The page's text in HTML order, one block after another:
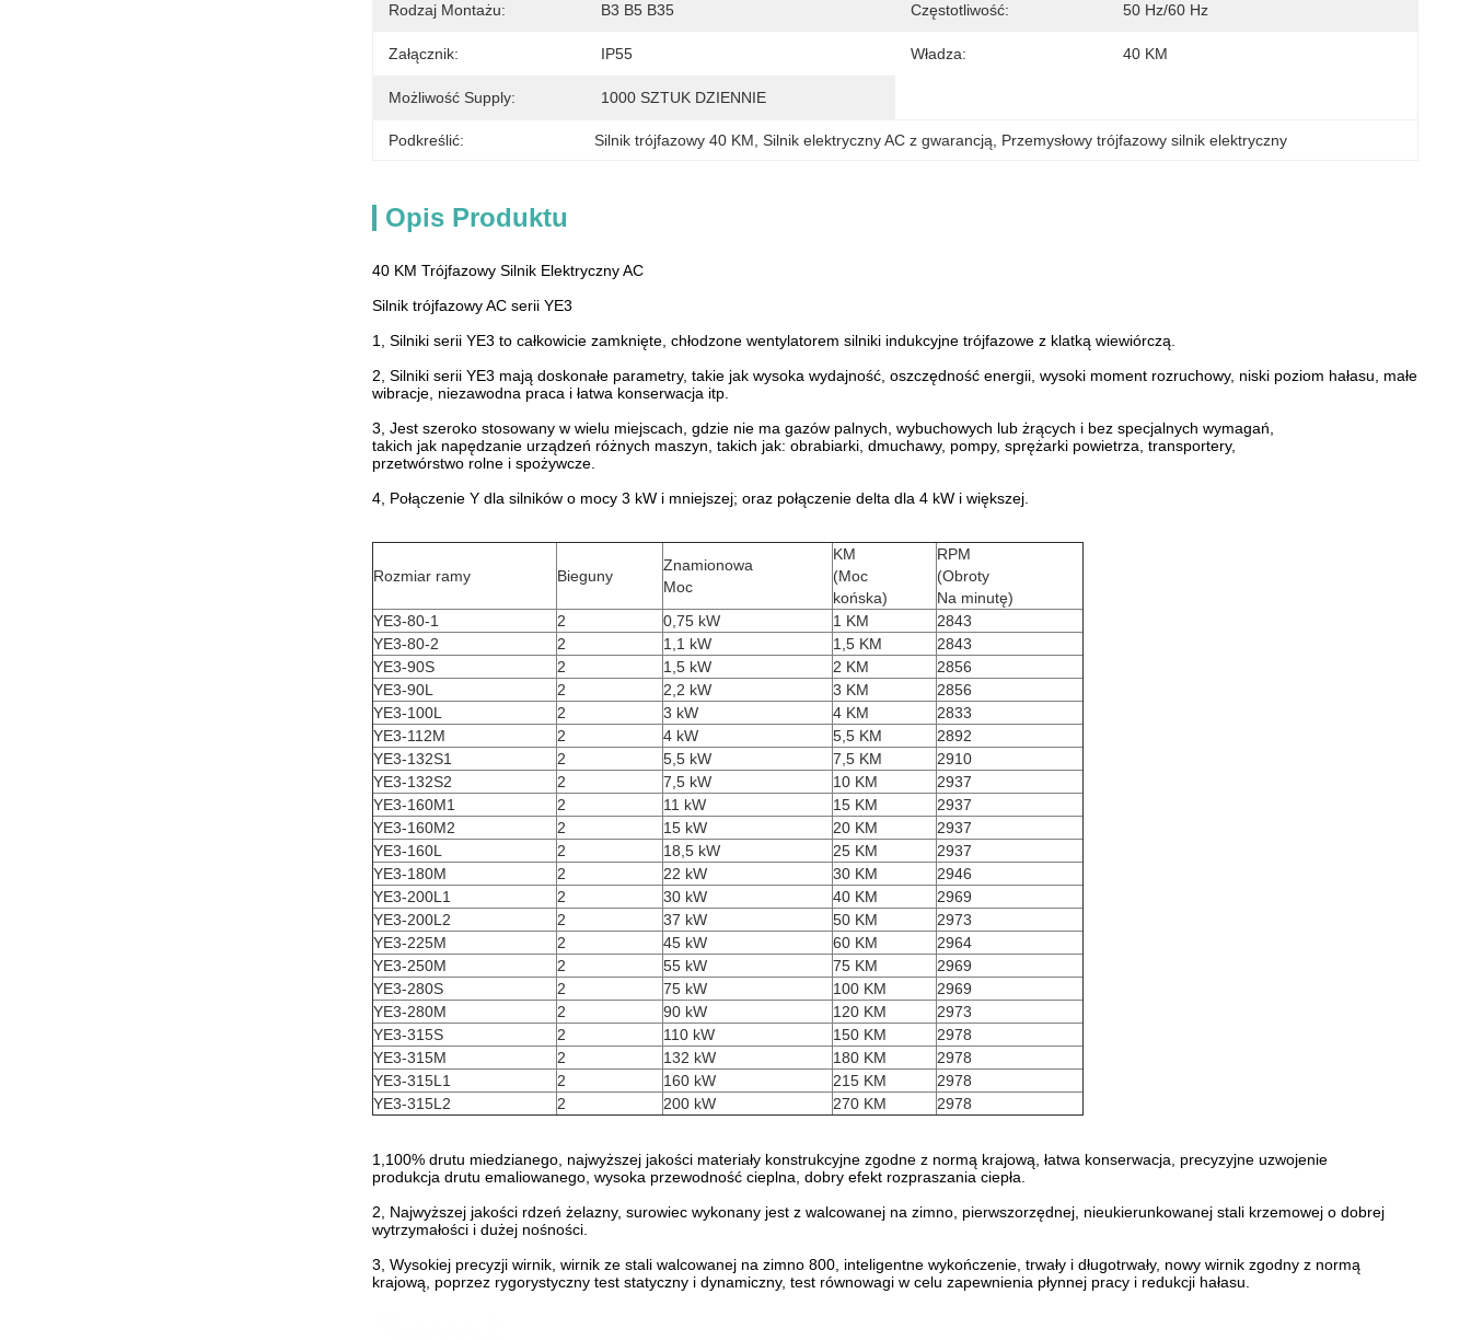
Rodzaj Montażu: B3 B5 B35 Częstotliwość: 50 Hz/60 Hz
Załącznik: IP55 Władza: 40 KM
Możliwość Supply: 1000 SZTUK DZIENNIE
Podkreślić: Silnik trójfazowy 40 KM , Silnik elektryczny AC z gwarancją Przemysłowy trójfazowy silnik elektryczny
Opis Produktu
40 KM Trójfazowy Silnik Elektryczny AC
Silnik trójfazowy AC serii YE3
1, Silniki serii YE3 to całkowicie zamknięte, chłodzone wentylatorem silniki indukcyjne trójfazowe z klatką wiewiórczą.
2, Silniki serii YE3 mają doskonałe parametry, takie jak wysoka wydajność, oszczędność energii, wysoki moment rozruchowy, niski poziom hałasu, małe
wibracje, niezawodna praca i łatwa konserwacja itp.
3, Jest szeroko stosowany w wielu miejscach, gdzie nie ma gazów palnych, wybuchowych lub żrących i bez specjalnych wymagań,
takich jak napędzanie urządzeń różnych maszyn, takich jak: obrabiarki, dmuchawy, pompy, sprężarki powietrza, transportery,
przetwórstwo rolne i spożywcze.
4, Połączenie Y dla silników o mocy 3 kW i mniejszej; oraz połączenie delta dla 4 kW i większej.
Rozmiar ramy Bieguny
Znamionowa
Moc
KM
(Moc
końska)
RPM
(Obroty
Na minutę)
YE3-80-1
2 0,75 kW 1 KM
2843
YE3-80-2
2 1,1 kW 1,5 KM
2843
YE3-90S
2 1,5 kW 2 KM
2856
YE3-90L
2 2,2 kW 3 KM
2856
YE3-100L
2 3 kW 4 KM
2833
YE3-112M
2 4 kW 5,5 KM
2892
YE3-132S1
2 5,5 kW 7,5 KM
2910
YE3-132S2
2 7,5 kW 10 KM
2937
YE3-160M1
2 11 kW 15 KM
2937
YE3-160M2
2 15 kW 20 KM
2937
YE3-160L
2 18,5 kW 25 KM
2937
YE3-180M
2 22 kW 30 KM
2946
YE3-200L1
2 30 kW 40 KM
2969
YE3-200L2
2 37 kW 50 KM
2973
YE3-225M
2 45 kW 60 KM
2964
YE3-250M
2 55 kW 75 KM
2969
YE3-280S
2 75 kW 100 KM
2969
YE3-280M
2 90 kW 120 KM
2973
YE3-315S
2 110 kW 150 KM
2978
YE3-315M
2 132 kW 180 KM
2978
YE3-315L1
2 160 kW 215 KM
2978
YE3-315L2
2 200 kW 270 KM 2978
1,100% drutu miedzianego, najwyższej jakości materiały konstrukcyjne zgodne z normą krajową, łatwa konserwacja, precyzyjne uzwojenie
produkcja drutu emaliowanego, wysoka przewodność cieplna, dobry efekt rozpraszania ciepła.
2, Najwyższej jakości rdzeń żelazny, surowiec wykonany jest z walcowanej na zimno, pierwszorzędnej, nieukierunkowanej stali krzemowej o dobrej
wytrzymałości i dużej nośności.
3, Wysokiej precyzji wirnik, wirnik ze stali walcowanej na zimno 800, inteligentne wykończenie, trwały i długotrwały, nowy wirnik zgodny z normą
krajową, poprzez rygorystyczny test statyczny i dynamiczny, test równowagi w celu zapewnienia płynnej pracy i redukcji hałasu.